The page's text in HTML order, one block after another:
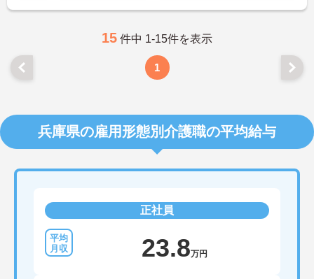
15 件中 1-15件を表示
1
兵庫県の雇用形態別介護職の平均給与
正社員
23.8万円